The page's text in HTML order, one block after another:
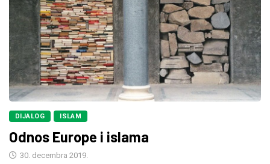
DIJALOG ISLAM
Odnos Europe i islama
30. decembra 2019.